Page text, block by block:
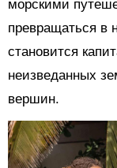
морскими
превращаться в
становится
неизведанных
вершин.